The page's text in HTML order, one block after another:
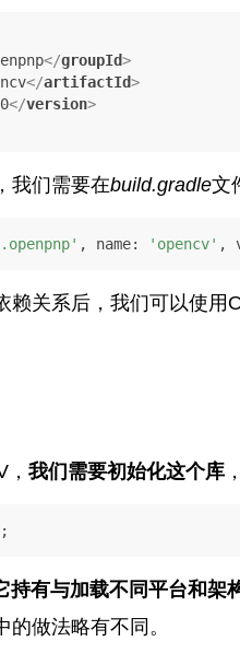
</groupId>
</artifactId>
</version>
我们需要在build.gradle文
, name: 'opencv' ,
赖关系后，我们可以使用
我们需要初始化这个库
持有与加载不同平台和架
的做法略有不同。